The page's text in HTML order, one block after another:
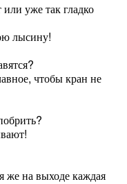
уже так гладко
лысину!
чтобы кран не
же на выходе каждая